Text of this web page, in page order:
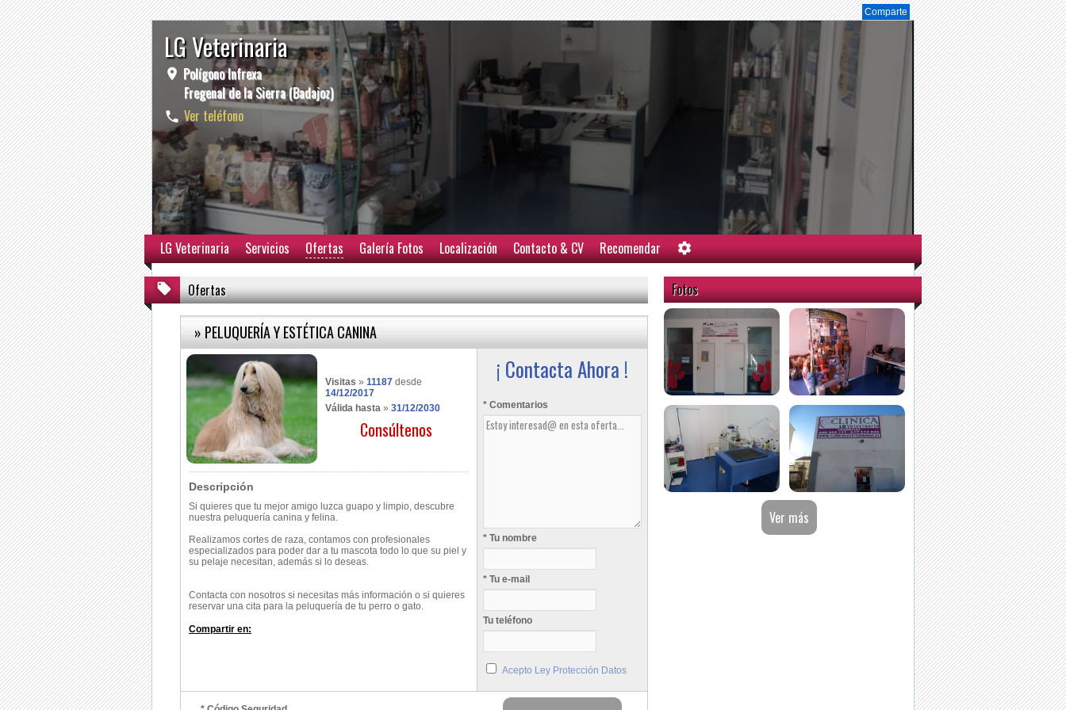
Comparte
LG Veterinaria
Polígono Infrexa
Fregenal de la Sierra (Badajoz)
Ver teléfono
LG Veterinaria Servicios Ofertas Galería Fotos Localización Contacto & CV Recomendar
Ofertas
» PELUQUERÍA Y ESTÉTICA CANINA
Visitas » 11187 desde
14/12/2017
Válida hasta » 31/12/2030
Consúltenos
Descripción
Si quieres que tu mejor amigo luzca guapo y limpio, descubre
nuestra peluquería canina y felina.
Realizamos cortes de raza, contamos con profesionales
especializados para poder dar a tu mascota todo lo que su piel y
su pelaje necesitan, además si lo deseas.
Contacta con nosotros si necesitas más información o si quieres
reservar una cita para la peluquería de tu perro o gato.
Compartir en:
¡ Contacta Ahora !
* Comentarios
* Tu nombre
* Tu e-mail
Tu teléfono
Acepto Ley Protección Datos
Fotos